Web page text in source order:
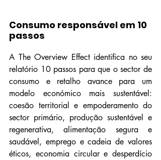
Consumo responsável em 10
passos
A The Overview Effect identifica no seu
relatório 10 passos para que o sector de
consumo e retalho avance para um
modelo económico mais sustentável:
coesão territorial e empoderamento do
sector primário, produção sustentável e
regenerativa, alimentação segura e
saudável, emprego e cadeia de valores
éticos, economia circular e desperdício